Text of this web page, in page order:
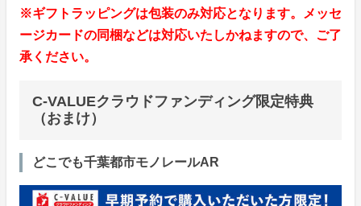
※ギフトラッピングは包装のみ対応となります。メッセ
ージカードの同梱などは対応いたしかねますので、ご了
承ください。
C-VALUEクラウドファンディング限定特典
（おまけ）
どこでも千葉都市モノレールAR